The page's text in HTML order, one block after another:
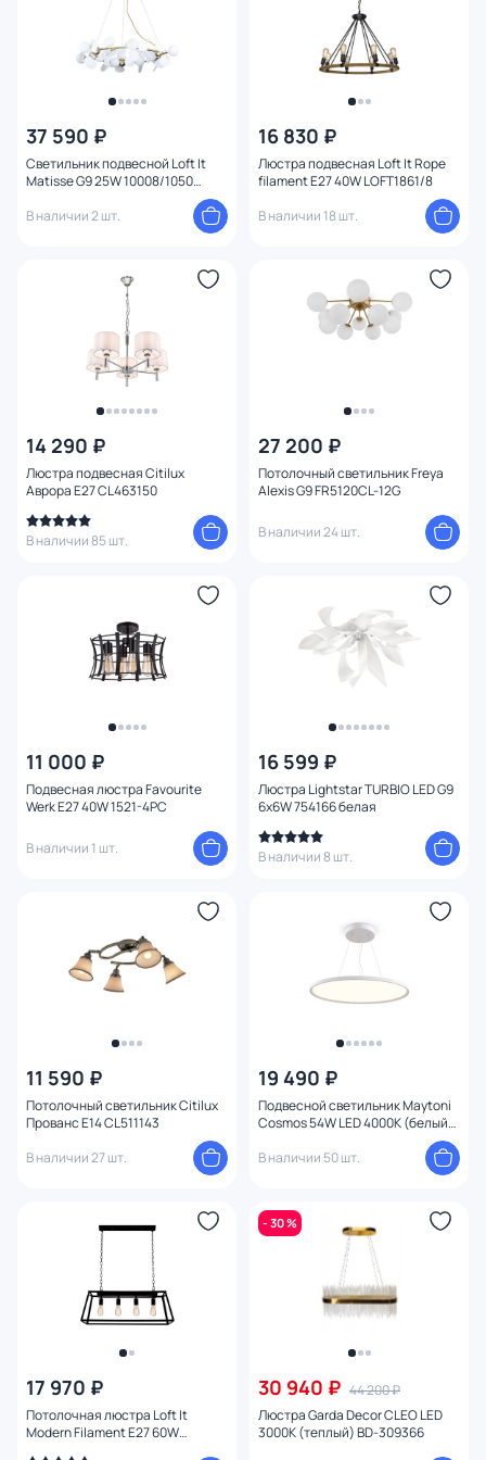
37 590 ₽
Светильник подвесной Loft It
Matisse G9 25W 10008/1050
В наличии 2 шт.
16 830 ₽
Люстра подвесная Loft It Rope
filament E27 40W LOFT1861/8
В наличии 18 шт.
14 290 ₽
Люстра подвесная Citilux
Аврора E27 CL463150
В наличии 85 шт.
27 200 ₽
Потолочный светильник Freya
Alexis G9 FR5120CL-12G
В наличии 24 шт.
11 000 ₽
Подвесная люстра Favourite
Werk E27 40W 1521-4PC
В наличии 1 шт.
16 599 ₽
Люстра Lightstar TURBIO LED G9
6х6W 754166 белая
В наличии 8 шт.
11 590 ₽
Потолочный светильник Citilux
Прованс E14 CL511143
В наличии 27 шт.
19 490 ₽
Подвесной светильник Maytoni
Cosmos 54W LED 4000К (белый)
В наличии 50 шт.
17 970 ₽
Потолочная люстра Loft It
Modern Filament E27 60W
- 30 %
30 940 ₽ 44 200 ₽
Люстра Garda Decor CLEO LED
3000К (теплый) BD-309366
Вид рассеивателя
Форма плафона
Количество плафонов
Оформление
Комплектация
Поверхность
Способ крепления
Степень пыле-влагозащиты
Тема
Мощность ламп
Умный дом